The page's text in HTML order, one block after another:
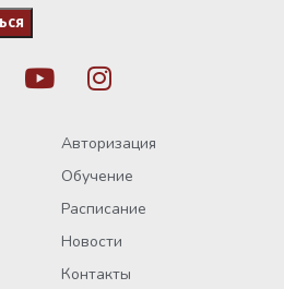
Авторизация
Обучение
Расписание
Новости
Контакты